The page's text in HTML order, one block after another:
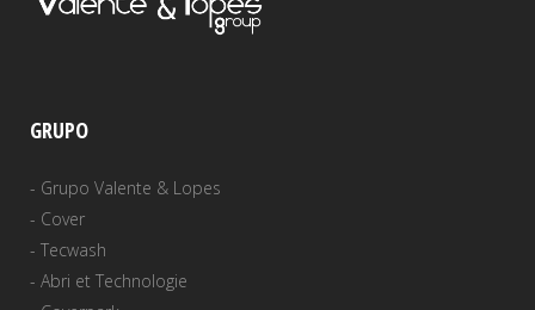
GRUPO
- Grupo Valente & Lopes
- Cover
- Tecwash
- Abri et Technologie